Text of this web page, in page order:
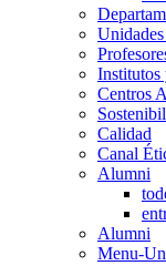
Institutos
Centros
Calidad
Canal
Alumni
Alumni
Menu-